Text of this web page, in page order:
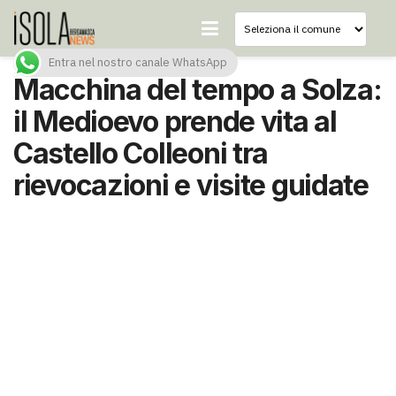
Macchina del tempo a Solza:
il Medioevo prende vita al
Castello Colleoni tra
rievocazioni e visite guidate
Entra nel nostro canale WhatsApp